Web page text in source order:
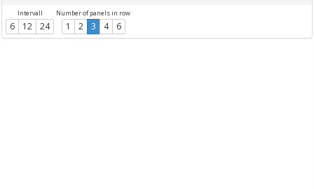
Intervall
6 12 24
Number of panels in row
1 2 3 4 6